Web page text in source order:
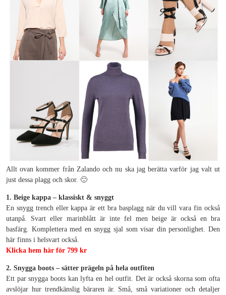
Allt ovan kommer från Zalando och nu ska jag berätta varför jag valt ut
just dessa plagg och skor. 🙂
1. Beige kappa – klassiskt & snyggt
En snygg trench eller kappa är ett bra basplagg när du vill vara fin också
utanpå. Svart eller marinblått är inte fel men beige är också en bra
basfärg. Komplettera med en snygg sjal som visar din personlighet. Den
här finns i helsvart också.
Klicka hem här för 799 kr
2. Snygga boots – sätter prägeln på hela outfiten
Ett par snygga boots kan lyfta en hel outfit. Det är också skorna som ofta
avslöjar hur trendkänslig bäraren är. Små, små variationer och detaljer